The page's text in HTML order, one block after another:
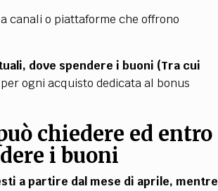
canali o piattaforme che offrono
dove spendere i buoni (Tra cui
ogni acquisto dedicata al bonus
chiedere ed entro
i buoni
a partire dal mese di aprile, mentre